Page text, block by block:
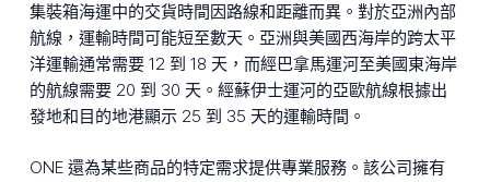
集裝箱海運中的交貨時間因路線和距離而異。對於亞洲內部
航線，運輸時間可能短至數天。亞洲與美國西海岸的跨太平
洋運輸通常需要 12 到 18 天，而經巴拿馬運河至美國東海岸
的航線需要 20 到 30 天。經蘇伊士運河的亞歐航線根據出
發地和目的地港顯示 25 到 35 天的運輸時間。
ONE 還為某些商品的特定需求提供專業服務。該公司擁有